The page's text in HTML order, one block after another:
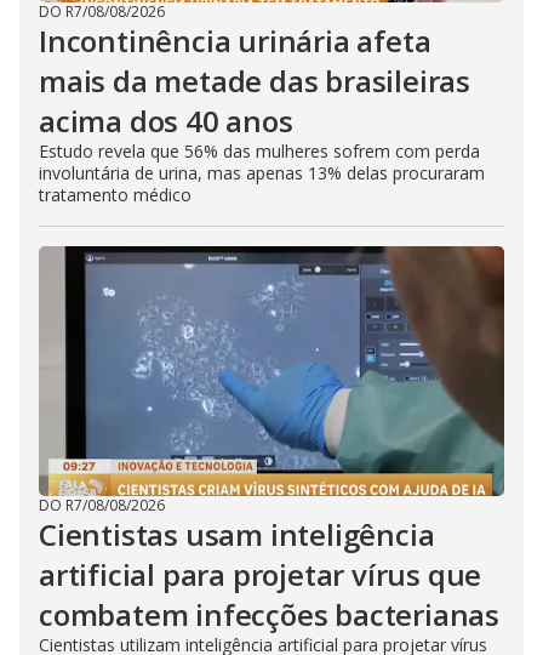
DO R7/08/08/2026
Incontinência urinária afeta
mais da metade das brasileiras
acima dos 40 anos
Estudo revela que 56% das mulheres sofrem com perda
involuntária de urina, mas apenas 13% delas procuraram
tratamento médico
DO R7/08/08/2026
Cientistas usam inteligência
artificial para projetar vírus que
combatem infecções bacterianas
Cientistas utilizam inteligência artificial para projetar vírus